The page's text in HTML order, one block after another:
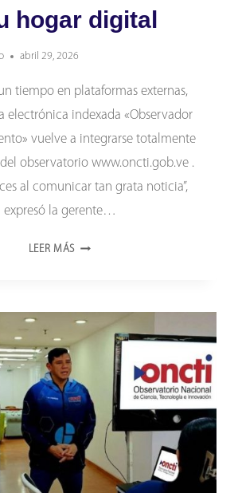
hogar digital
abril 29, 2026
tiempo en plataformas externas,
electrónica indexada «Observador
vuelve a integrarse totalmente
observatorio www.oncti.gob.ve .
al comunicar tan grata noticia”,
expresó la gerente…
LEER MÁS «OBSERVADOR
A
SU
DIGITAL